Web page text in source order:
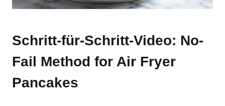
Schritt-für-Schritt-Video: No-
Fail Method for Air Fryer
Pancakes